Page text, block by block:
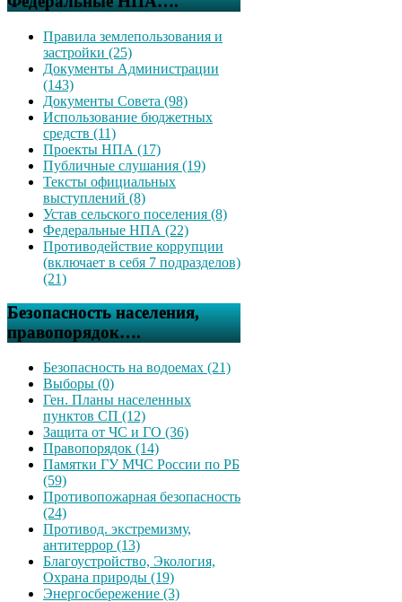
Правила землепользования и
застройки (25)
Документы Администрации
(143)
Документы Совета (98)
Использование бюджетных
средств (11)
Проекты НПА (17)
Публичные слушания (19)
Тексты официальных
выступлений (8)
Устав сельского поселения (8)
Федеральные НПА (22)
Противодействие коррупции
(включает в себя 7 подразделов)
(21)
Безопасность населения,
правопорядок….
Безопасность на водоемах (21)
Выборы (0)
Ген. Планы населенных
пунктов СП (12)
Защита от ЧС и ГО (36)
Правопорядок (14)
Памятки ГУ МЧС России по РБ
(59)
Противопожарная безопасность
(24)
Противод. экстремизму,
антитеррор (13)
Благоустройство, Экология,
Охрана природы (19)
Энергосбережение (3)